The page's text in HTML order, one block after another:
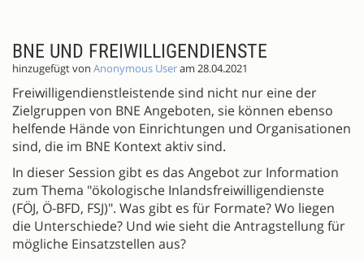
BNE UND FREIWILLIGENDIENSTE
hinzugefügt von Anonymous Useram 28.04.2021
Freiwilligendienstleistende sind nicht nur eine der
Zielgruppen von BNE Angeboten, sie können ebenso
helfende Hände von Einrichtungen und Organisationen
sind, die im BNE Kontext aktiv sind.
In dieser Session gibt es das Angebot zur Information
zum Thema "ökologische Inlandsfreiwilligendienste
(FÖJ, Ö-BFD, FSJ)". Was gibt es für Formate? Wo liegen
die Unterschiede? Und wie sieht die Antragstellung für
mögliche Einsatzstellen aus?